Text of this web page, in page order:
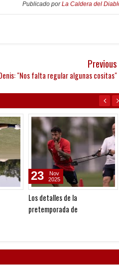
Publicado porLa Caldera del
Previous
"Nos falta regular algunas cositas"
Los detalles de la
pretemporada de
23
Nov
2025